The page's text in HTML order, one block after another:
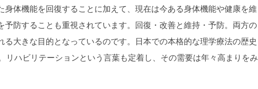
身体機能を回復することに加えて、現在は今ある身体機能や健康を維
予防することも重視されています。回復・改善と維持・予防。両方の
る大きな目的となっているのです。日本での本格的な理学療法の歴史
リハビリテーションという言葉も定着し、その需要は年々高まりをみ